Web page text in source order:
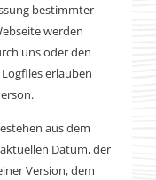
bestimmter
werden
uns oder den
erlauben
aus dem
Datum, der
Version, dem